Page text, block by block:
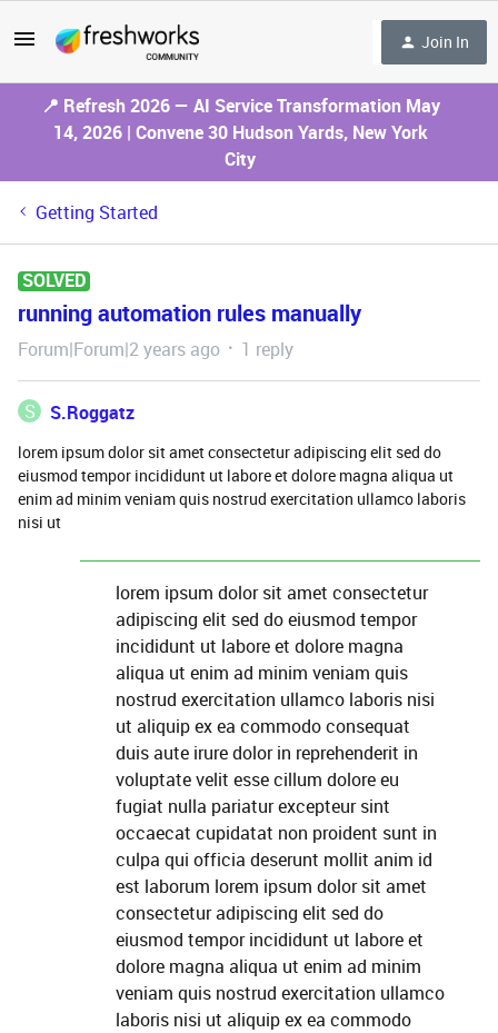
Join In
📍 Refresh 2026 — AI Service Transformation May
14, 2026 | Convene 30 Hudson Yards, New York
City
Getting Started
SOLVED
running automation rules manually
Forum|Forum|2 years ago 1 reply
S S.Roggatz
lorem ipsum dolor sit amet consectetur adipiscing elit sed do
eiusmod tempor incididunt ut labore et dolore magna aliqua ut
enim ad minim veniam quis nostrud exercitation ullamco laboris
nisi ut
lorem ipsum dolor sit amet consectetur
adipiscing elit sed do eiusmod tempor
incididunt ut labore et dolore magna
aliqua ut enim ad minim veniam quis
nostrud exercitation ullamco laboris nisi
ut aliquip ex ea commodo consequat
duis aute irure dolor in reprehenderit in
voluptate velit esse cillum dolore eu
fugiat nulla pariatur excepteur sint
occaecat cupidatat non proident sunt in
culpa qui officia deserunt mollit anim id
est laborum lorem ipsum dolor sit amet
consectetur adipiscing elit sed do
eiusmod tempor incididunt ut labore et
dolore magna aliqua ut enim ad minim
veniam quis nostrud exercitation ullamco
laboris nisi ut aliquip ex ea commodo